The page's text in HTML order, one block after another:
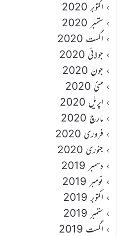
اکتوبر 2020
ستمبر 2020
اگست 2020
جولائی 2020
جون 2020
مئی 2020
اپریل 2020
مارچ 2020
فروری 2020
جنوری 2020
دسمبر 2019
نومبر 2019
اکتوبر 2019
ستمبر 2019
اگست 2019